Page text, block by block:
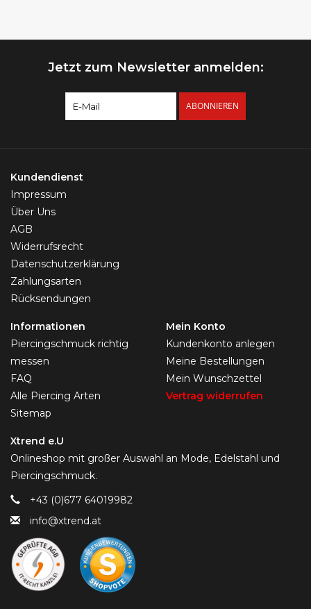
Jetzt zum Newsletter anmelden:
ABONNIEREN
Kundendienst
Impressum
Über Uns
AGB
Widerrufsrecht
Datenschutzerklärung
Zahlungsarten
Rücksendungen
Informationen
Piercingschmuck richtig
messen
FAQ
Alle Piercing Arten
Sitemap
Mein Konto
Kundenkonto anlegen
Meine Bestellungen
Mein Wunschzettel
Vertrag widerrufen
Xtrend e.U
Onlineshop mit großer Auswahl an Mode, Edelstahl und
Piercingschmuck.
+43 (0)677 64019982
info@xtrend.at